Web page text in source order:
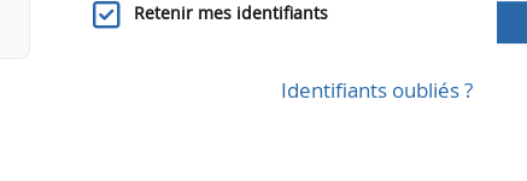
Retenir mes identifiants
Identifiants oubliés ?